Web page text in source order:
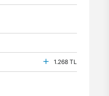
1.268 TL